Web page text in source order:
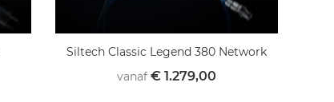
Siltech Classic Legend 380 Network
vanaf € 1.279,00